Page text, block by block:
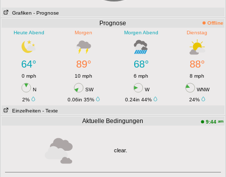
Grafiken - Prognose
Prognose
Offline
Heute Abend
Morgen Morgen Abend Dienstag
64° 89° 68° 88°
0 mph 10 mph 6 mph 8 mph
N SW W
WNW
2%
0.06in 35% 0.24in 44%
24%
Einzelheiten - Texte
Aktuelle Bedingungen 9:44 am
clear.